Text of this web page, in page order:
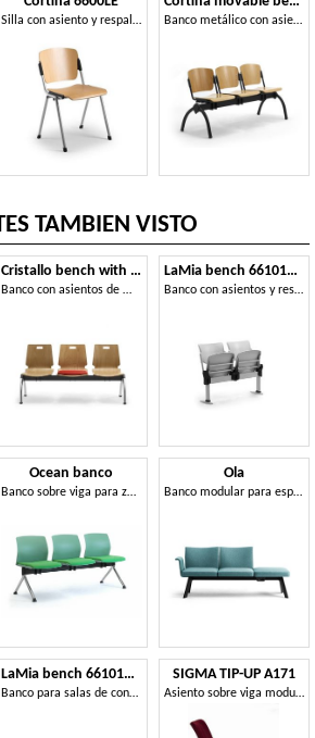
Silla con asiento y respaldo de madera de haya Banco metálico con asientos de madera contrachapada o acolchados para salas de espera
TAMBIEN VISTO
Cristallo bench with table
Banco con asientos de madera, para salas de espera
LaMia bench 661014GA-LAM
Banco con asientos y respaldos hechos de metal pintado
Ocean banco
Banco sobre viga para zonas de espera
Ola
Banco modular para espacios públicos
LaMia bench 661013W-GA
Banco para salas de conferencia, para uso al aire libre
SIGMA TIP-UP A171
Asiento sobre viga modular, con asiento abatible